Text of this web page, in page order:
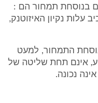
בנוסחת תמחור הם :
עלות נקיון האיזוטנק,
נוסחת התמחור, למעט
אינם תחת שליטה של
נכונה.